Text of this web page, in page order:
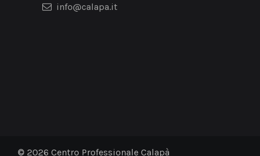
info@calapa.it
© 2026 Centro Professionale Calapà